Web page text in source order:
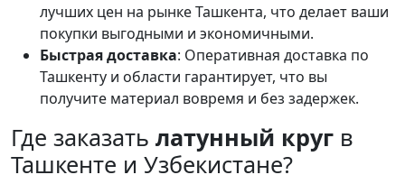
лучших цен на рынке Ташкента, что делает ваши
покупки выгодными и экономичными.
Быстрая доставка: Оперативная доставка по
Ташкенту и области гарантирует, что вы
получите материал вовремя и без задержек.
Где заказать латунный круг в
Ташкенте и Узбекистане?